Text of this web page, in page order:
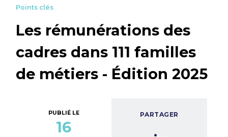
Points clés
Les rémunérations des
cadres dans 111 familles
de métiers - Édition 2025
PUBLIÉ LE
16
PARTAGER